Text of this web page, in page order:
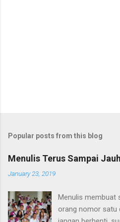
Popular posts from this blog
Menulis Terus Sampai
January 23, 2019
Menulis membuat
orang nomor satu